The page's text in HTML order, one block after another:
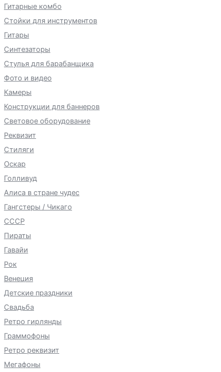
Гитарные комбо
Стойки для инструментов
Гитары
Синтезаторы
Стулья для барабанщика
Фото и видео
Камеры
Конструкции для баннеров
Световое оборудование
Реквизит
Стиляги
Оскар
Голливуд
Алиса в стране чудес
Гангстеры / Чикаго
СССР
Пираты
Гавайи
Рок
Венеция
Детские праздники
Свадьба
Ретро гирлянды
Граммофоны
Ретро реквизит
Мегафоны